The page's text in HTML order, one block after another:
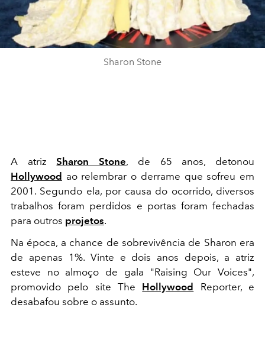
Sharon Stone
A atrizSharon Stone, de 65 anos, detonou
Hollywood ao relembrar o derrame que sofreu em
2001. Segundo ela, por causa do ocorrido, diversos
trabalhos foram perdidos e portas foram fechadas
para outros projetos.
Na época, a chance de sobrevivência de Sharon era
de apenas 1%. Vinte e dois anos depois, a atriz
esteve no almoço de gala "Raising Our Voices",
promovido pelo site The Hollywood
Reporter, e
desabafou sobre o assunto.